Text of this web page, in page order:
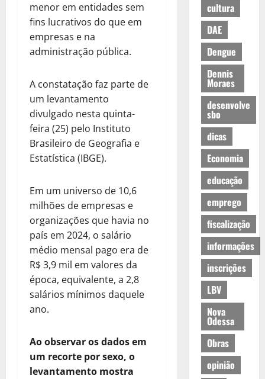
menor em entidades sem
fins lucrativos do que em
empresas e na
administração pública.
A constatação faz parte de
um levantamento
divulgado nesta quinta-
feira (25) pelo Instituto
Brasileiro de Geografia e
Estatística (IBGE).
Em um universo de 10,6
milhões de empresas e
organizações que havia no
país em 2024, o salário
médio mensal pago era de
R$ 3,9 mil em valores da
época, equivalente, a 2,8
salários mínimos daquele
ano.
Ao observar os dados em
um recorte por sexo, o
levantamento mostra
cultura
DAE
Dengue
Dennis
Moraes
desenvolve
sbo
dicas
Economia
educação
emprego
fiscalização
informações
inscrições
LBV
Nova
Odessa
Obras
opinião